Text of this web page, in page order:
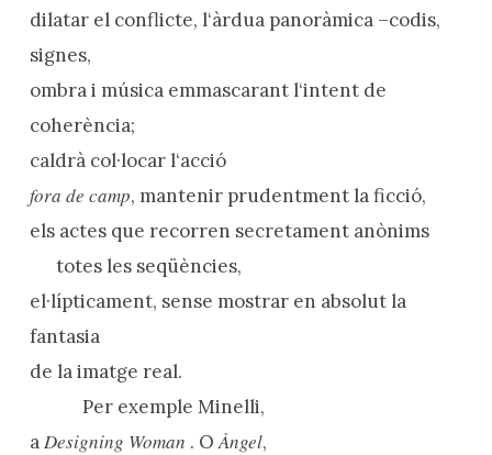
dilatar el conflicte, l‘àrdua panoràmica –codis,
signes,
ombra i música emmascarant l‘intent de
coherència;
caldrà col·locar l‘acció
fora de camp, mantenir prudentment la ficció,
els actes que recorren secretament anònims
totes les seqüències,
el·lípticament, sense mostrar en absolut la
fantasia
de la imatge real.
Per exemple Minelli,
a Designing Woman . OÀngel,